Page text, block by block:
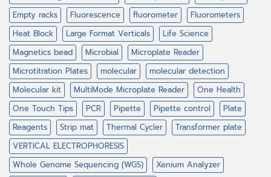
Empty racks
Fluorescence fluorometer
Fluorometers
Heat Block
Large Format Verticals
Life Science
Magnetics bead
Microbial
Microplate Reader
Microtitration Plates
molecular
molecular detection
Molecular kit
MultiMode Microplate Reader
One Health
One Touch Tips
PCR Pipette Pipette control
Plate
Reagents
Strip mat Thermal Cycler
Transformer plate
VERTICAL ELECTROPHORESIS
Whole Genome Sequencing (WGS)
Xenium Analyzer